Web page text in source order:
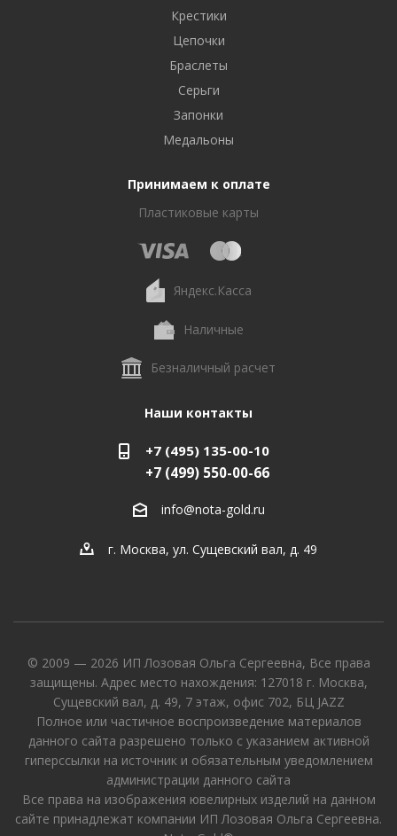
Крестики
Цепочки
Браслеты
Серьги
Запонки
Медальоны
Принимаем к оплате
Пластиковые карты
Яндекс.Касса
Наличные
Безналичный расчет
Наши контакты
+7 (495) 135-00-10
+7 (499) 550-00-66
info@nota-gold.ru
г. Москва, ул. Сущевский вал, д. 49
© 2009 — 2026 ИП Лозовая Ольга Сергеевна, Все права
защищены. Адрес место нахождения: 127018 г. Москва,
Сущевский вал, д. 49, 7 этаж, офис 702, БЦ JAZZ
Полное или частичное воспроизведение материалов
данного сайта разрешено только с указанием активной
гиперссылки на источник и обязательным уведомлением
администрации данного сайта
Все права на изображения ювелирных изделий на данном
сайте принадлежат компании ИП Лозовая Ольга Сергеевна.